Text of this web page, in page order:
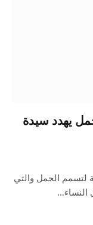
يهدد سيدة
لتسمم الحمل والتي
النساء…